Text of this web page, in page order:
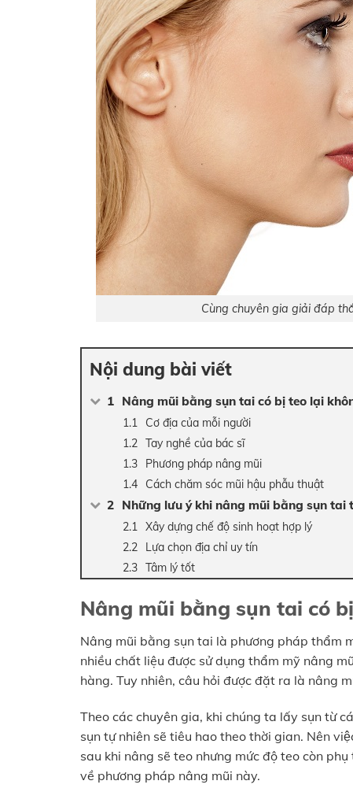
Cùng chuyên gia giải đáp
Nội dung bài viết
Nâng mũi bằng sụn tai có bị teo lại
Cơ địa của mỗi người
Tay nghề của bác sĩ
Phương pháp nâng mũi
Cách chăm sóc mũi hậu phẫu thuật
Những lưu ý khi nâng mũi bằng sụn tai
Xây dựng chế độ sinh hoạt hợp lý
Lựa chọn địa chỉ uy tín
Tâm lý tốt
Nâng mũi bằng sụn tai có
Nâng mũi bằng sụn tai là phương pháp thẩm
nhiều chất liệu được sử dụng thẩm mỹ nâng
hàng. Tuy nhiên, câu hỏi được đặt ra là nâng
Theo các chuyên gia, khi chúng ta lấy sụn từ
sụn tự nhiên sẽ tiêu hao theo thời gian. Nên
sau khi nâng sẽ teo nhưng mức độ teo còn
về phương pháp nâng mũi này.